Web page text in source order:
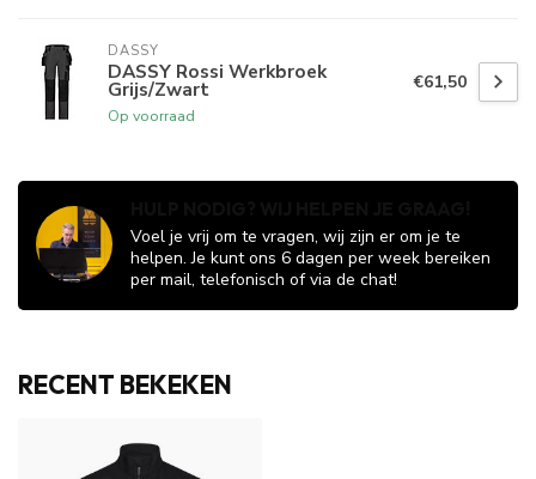
DASSY
DASSY Rossi Werkbroek
Grijs/Zwart
Op voorraad
€61,50
Voel je vrij om te vragen, wij zijn er om je te
helpen. Je kunt ons 6 dagen per week bereiken
per mail, telefonisch of via de chat!
RECENT BEKEKEN